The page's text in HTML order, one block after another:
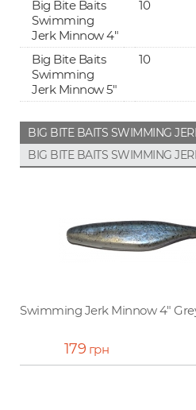
Big Bite Baits
Swimming
Jerk Minnow 4"
10
Big Bite Baits
Swimming
Jerk Minnow 5"
10
BIG BITE BAITS SWIMMING
BIG BITE BAITS SWIMMING
Swimming Jerk Minnow 4"
179 грн